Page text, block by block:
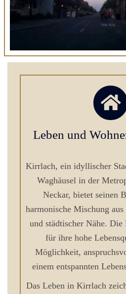
Leben und
Kirrlach, ein idyllischer
Waghäusel in der
Neckar, bietet seinen
harmonische Mischung
und städtischer Nähe. Die
für ihre hohe
Möglichkeit,
einem entspannten
Das Leben in Kirrlach